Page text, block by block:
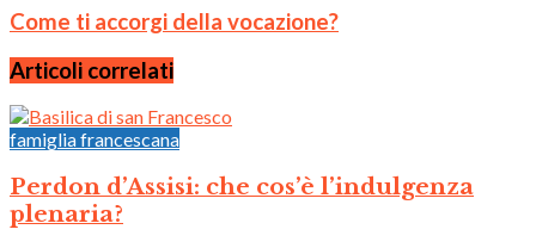
Come ti accorgi della vocazione?
Articoli correlati
famiglia francescana
Perdon d’Assisi: che cos’è l’indulgenza
plenaria?